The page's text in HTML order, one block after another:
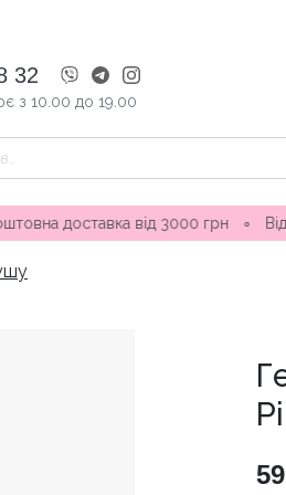
32
з 10.00 до 19.00
від 3000 грн ∘Відправка